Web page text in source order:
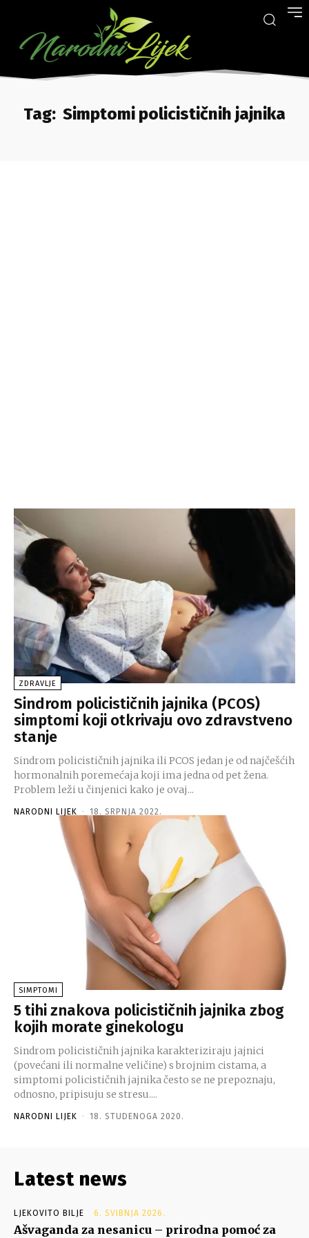
Tag: Simptomi policističnih jajnika
ZDRAVLJE
Sindrom policističnih jajnika (PCOS)
simptomi koji otkrivaju ovo zdravstveno
stanje
Sindrom policističnih jajnika ili PCOS jedan je od najčešćih
hormonalnih poremećaja koji ima jedna od pet žena.
Problem leži u činjenici kako je ovaj...
NARODNI LIJEK - 18. SRPNJA 2022.
SIMPTOMI
5 tihi znakova policističnih jajnika zbog
kojih morate ginekologu
Sindrom policističnih jajnika karakteriziraju jajnici
(povećani ili normalne veličine) s brojnim cistama, a
simptomi policističnih jajnika često se ne prepoznaju,
odnosno, pripisuju se stresu....
NARODNI LIJEK - 18. STUDENOGA 2020.
Latest news
LJEKOVITO BILJE 6. SVIBNJA 2026.
Ašvaganda za nesanicu – prirodna pomoć za